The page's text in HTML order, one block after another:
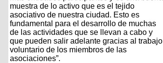
muestra de lo activo que es el tejido
asociativo de nuestra ciudad. Esto es
fundamental para el desarrollo de muchas
de las actividades que se llevan a cabo y
que pueden salir adelante gracias al trabajo
voluntario de los miembros de las
asociaciones”.